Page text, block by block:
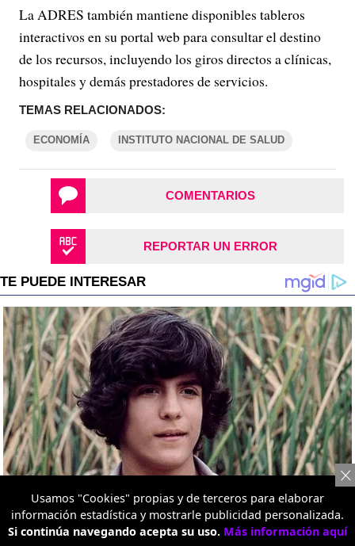
La ADRES también mantiene disponibles tableros
interactivos en su portal web para consultar el destino
de los recursos, incluyendo los giros directos a clínicas,
hospitales y demás prestadores de servicios.
TEMAS RELACIONADOS:
ECONOMÍA INSTITUTO NACIONAL DE SALUD
COMENTARIOS
REPORTAR UN ERROR
Usamos "Cookies" propias y de terceros para elaborar
información estadística y mostrarle publicidad personalizada.
Si continúa navegando acepta su uso. Más información aquí